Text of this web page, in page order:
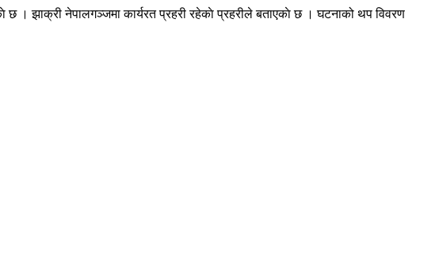
छ । झाक्री नेपालगञ्जमा कार्यरत प्रहरी रहेकाे प्रहरीले बताएकाे छ । घटनाको थप विवरण